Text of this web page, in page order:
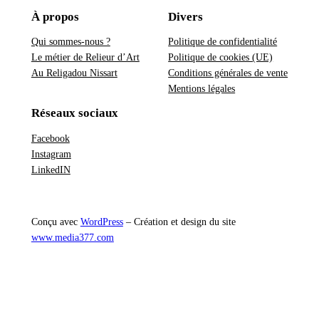
À propos
Qui sommes-nous ?
Le métier de Relieur d’Art
Au Religadou Nissart
Divers
Politique de confidentialité
Politique de cookies (UE)
Conditions générales de vente
Mentions légales
Réseaux sociaux
Facebook
Instagram
LinkedIN
Conçu avec WordPress– Création et design du site
www.media377.com